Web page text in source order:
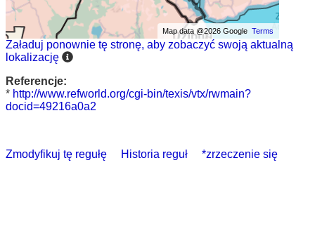
Map data @2026 GoogleTerms
Załaduj ponownie tę stronę, aby zobaczyć swoją aktualną
lokalizację
Referencje:
* http://www.refworld.org/cgi-bin/texis/vtx/rwmain?
docid=49216a0a2
Zmodyfikuj tę regułę Historia reguł *zrzeczenie się